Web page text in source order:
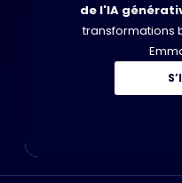
de l'IA
transformations